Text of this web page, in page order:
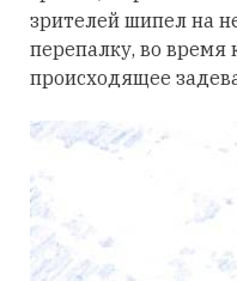
зрителей шипел на
перепалку, во
происходящее